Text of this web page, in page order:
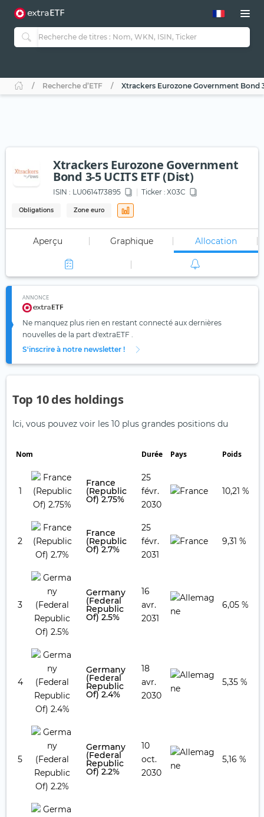
Recherche d’ETF Xtrackers Eurozone Government Bond
Xtrackers Eurozone Government
Bond 3-5 UCITS ETF (Dist)
ISIN : LU0614173895 Ticker : X03C
Obligations Zone euro
Aperçu Graphique Allocation
ANNONCE
Ne manquez plus rien en restant connecté aux dernières
nouvelles de la part d'extraETF .
S'inscrire à notre newsletter !
Top 10 des holdings
Ici, vous pouvez voir les 10 plus grandes positions du
Nom Durée Pays Poids
1
France
(Republic
Of) 2.75%
25
févr.
2030
10,21 %
2
France
(Republic
Of) 2.7%
25
févr.
2031
9,31 %
3
Germany
(Federal
Republic
Of) 2.5%
16
avr.
2031
6,05 %
4
Germany
(Federal
Republic
Of) 2.4%
18
avr.
2030
5,35 %
5
Germany
(Federal
Republic
Of) 2.2%
10
oct.
2030
5,16 %